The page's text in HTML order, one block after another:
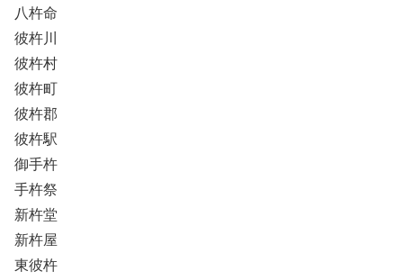
八杵命
彼杵川
彼杵村
彼杵町
彼杵郡
彼杵駅
御手杵
手杵祭
新杵堂
新杵屋
東彼杵